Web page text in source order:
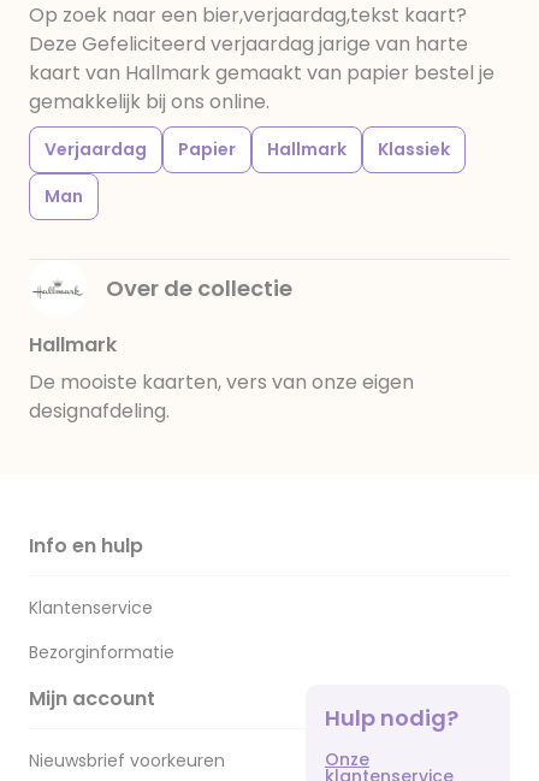
Op zoek naar een bier,verjaardag,tekst kaart?
Deze Gefeliciteerd verjaardag jarige van harte
kaart van Hallmark gemaakt van papier bestel je
gemakkelijk bij ons online.
Verjaardag Papier Hallmark
Klassiek
Man
Over de collectie
Hallmark
De mooiste kaarten, vers van onze eigen
designafdeling.
Info en hulp
Klantenservice
Bezorginformatie
Mijn account
Nieuwsbrief voorkeuren
Hulp nodig?
Onze
klantenservice